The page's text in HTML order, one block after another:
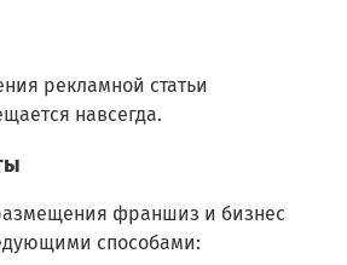
рекламной статьи
навсегда.
франшиз и бизнес
способами: